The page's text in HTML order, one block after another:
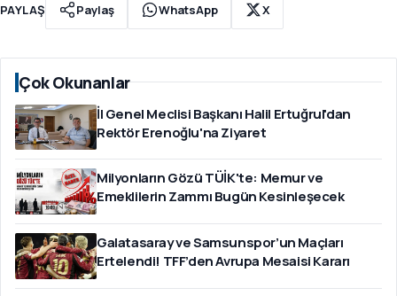
PAYLAŞ Paylaş WhatsApp X
Çok Okunanlar
İl Genel Meclisi Başkanı Halil Ertuğrul'dan
Rektör Erenoğlu'na Ziyaret
Milyonların Gözü TÜİK'te: Memur ve
Emeklilerin Zammı Bugün Kesinleşecek
Galatasaray ve Samsunspor’un Maçları
Ertelendi! TFF’den Avrupa Mesaisi Kararı